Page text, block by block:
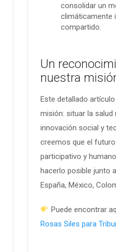
consolidar un
climáticamente
compartido.
Un
nuestra
Este detallado
misión: situar la
innovación social y
creemos que el
participativo y
hacerlo posible junto
España, México,
Puede encontrar
Rosas Siles para